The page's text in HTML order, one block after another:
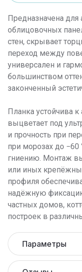
Предназначена для
облицовочных
стен, скрывает
переход между
универсален и
большинством
законченный
Планка устойчива
выцветает под
и прочность при
при морозах до −60
гниению. Монтаж
или иных
профиля
надёжную
частных домов,
построек в
Параметры